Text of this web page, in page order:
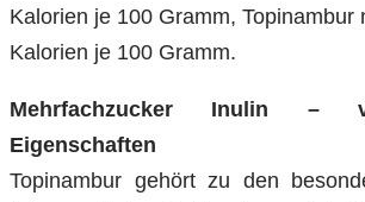
Kalorien je 100 Gramm, Topinambur
Kalorien je 100 Gramm.
Mehrfachzucker Inulin –
Eigenschaften
Topinambur gehört zu den